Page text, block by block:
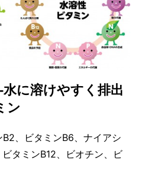
に溶けやすく排出
ン
、ビタミンB6、ナイアシ
タミンB12、ビオチン、ビ